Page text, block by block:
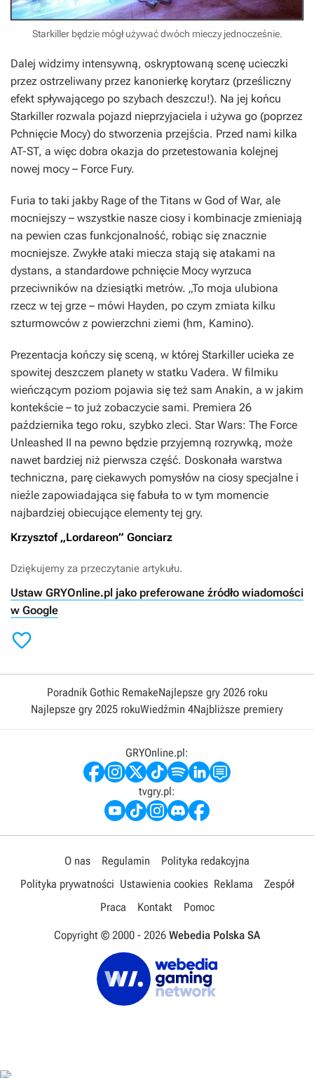
Starkiller będzie mógł używać dwóch mieczy jednocześnie.
Dalej widzimy intensywną, oskryptowaną scenę ucieczki
przez ostrzeliwany przez kanonierkę korytarz (prześliczny
efekt spływającego po szybach deszczu!). Na jej końcu
Starkiller rozwala pojazd nieprzyjaciela i używa go (poprzez
Pchnięcie Mocy) do stworzenia przejścia. Przed nami kilka
AT-ST, a więc dobra okazja do przetestowania kolejnej
nowej mocy – Force Fury.
Furia to taki jakby Rage of the Titans w God of War, ale
mocniejszy – wszystkie nasze ciosy i kombinacje zmieniają
na pewien czas funkcjonalność, robiąc się znacznie
mocniejsze. Zwykłe ataki miecza stają się atakami na
dystans, a standardowe pchnięcie Mocy wyrzuca
przeciwników na dziesiątki metrów. „To moja ulubiona
rzecz w tej grze – mówi Hayden, po czym zmiata kilku
szturmowców z powierzchni ziemi (hm, Kamino).
Prezentacja kończy się sceną, w której Starkiller ucieka ze
spowitej deszczem planety w statku Vadera. W filmiku
wieńczącym poziom pojawia się też sam Anakin, a w jakim
kontekście – to już zobaczycie sami. Premiera 26
października tego roku, szybko zleci. Star Wars: The Force
Unleashed II na pewno będzie przyjemną rozrywką, może
nawet bardziej niż pierwsza część. Doskonała warstwa
techniczna, parę ciekawych pomysłów na ciosy specjalne i
nieźle zapowiadająca się fabuła to w tym momencie
najbardziej obiecujące elementy tej gry.
Krzysztof „Lordareon” Gonciarz
Dziękujemy za przeczytanie artykułu.
Ustaw GRYOnline.pl jako preferowane źródło wiadomości
w Google

Poradnik Gothic RemakeNajlepsze gry 2026 roku
Najlepsze gry 2025 rokuWiedźmin 4Najbliższe premiery
GRYOnline.pl:
tvgry.pl:
O nas Regulamin
Polityka redakcyjna
Polityka prywatności Ustawienia cookies Reklama
Zespół
Praca
Kontakt Pomoc
Copyright © 2000 - 2026 Webedia Polska SA